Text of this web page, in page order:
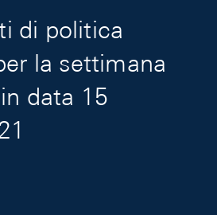
di politica
la settimana
data 15